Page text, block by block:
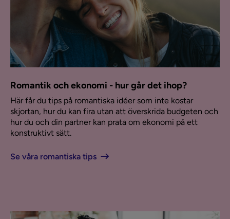
Romantik och ekonomi - hur går det ihop?
Här får du tips på romantiska idéer som inte kostar
skjortan, hur du kan fira utan att överskrida budgeten och
hur du och din partner kan prata om ekonomi på ett
konstruktivt sätt.
Se våra romantiska tips